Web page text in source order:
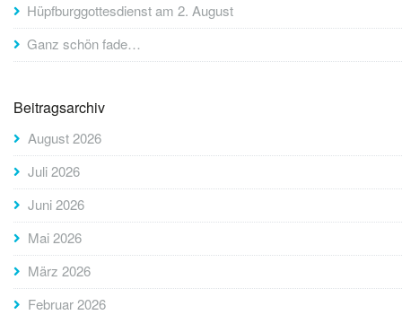
Hüpfburggottesdienst am 2. August
Ganz schön fade…
Beitragsarchiv
August 2026
Juli 2026
Juni 2026
Mai 2026
März 2026
Februar 2026